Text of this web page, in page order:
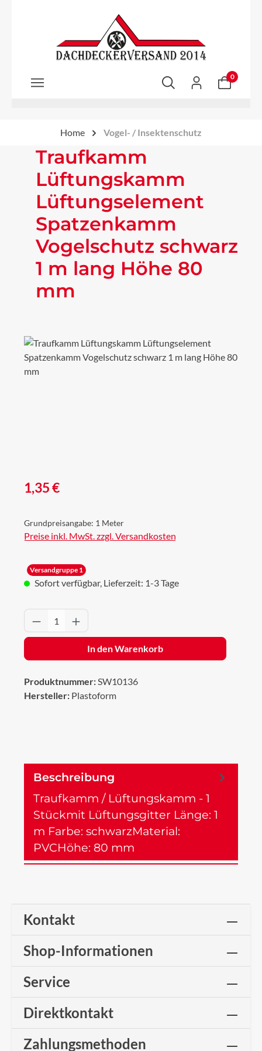
Zum Hauptinhalt springen
0
Home Vogel- / Insektenschutz
Traufkamm
Lüftungskamm
Lüftungselement
Spatzenkamm
Vogelschutz schwarz
1 m lang Höhe 80
mm
Bildergalerie überspringen
Regulärer Preis:
1,35 €
Grundpreisangabe: 1 Meter
Preise inkl. MwSt. zzgl. Versandkosten
Versandgruppe 1
Sofort verfügbar, Lieferzeit: 1-3 Tage
Produkt Anzahl: Gib den gewünschten
In den Warenkorb
Produktnummer:SW10136
Hersteller: Plastoform
Beschreibung
Traufkamm / Lüftungskamm - 1
Stückmit Lüftungsgitter Länge: 1
m Farbe: schwarzMaterial:
PVCHöhe: 80 mm
Kontakt
Shop-Informationen
Service
Direktkontakt
Zahlungsmethoden